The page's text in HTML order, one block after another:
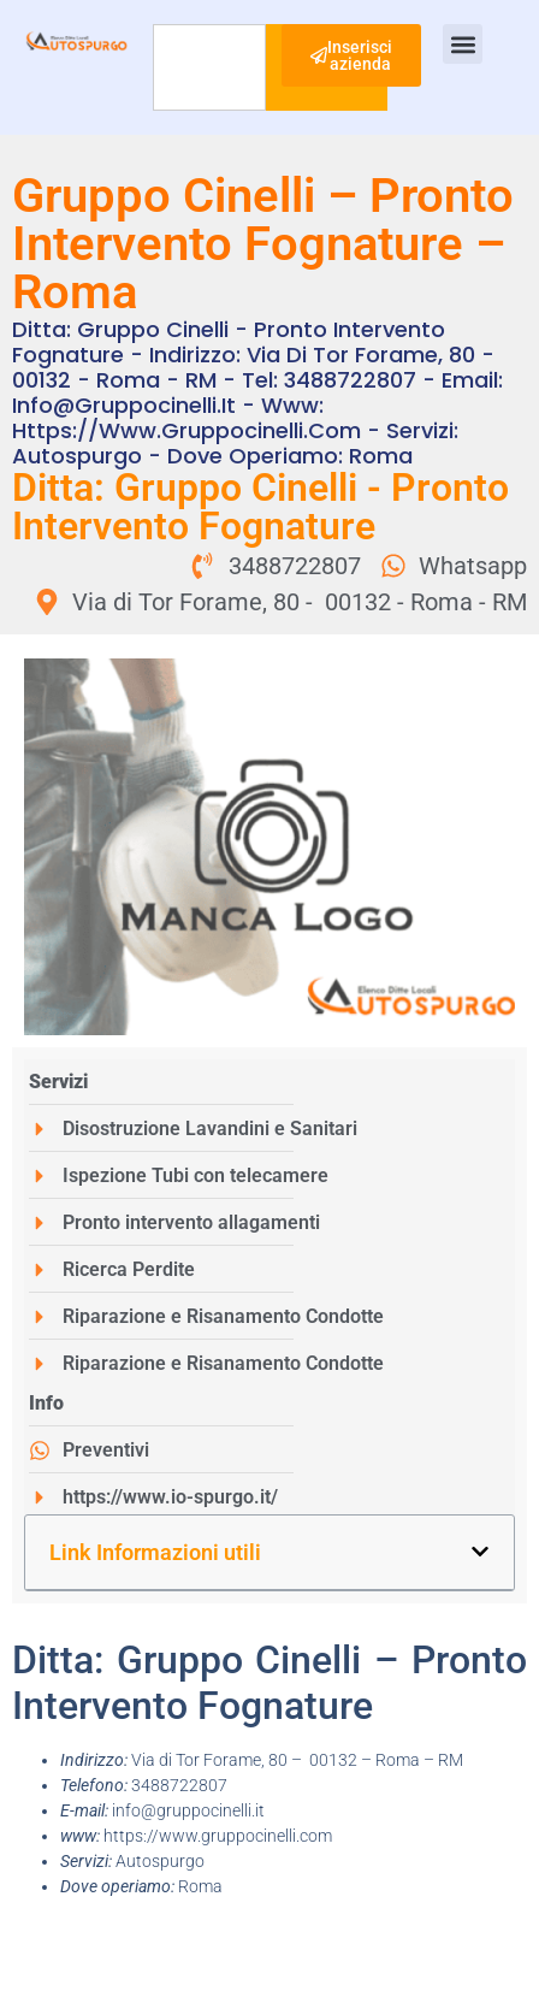
Cerca
Inserisci
azienda
Gruppo Cinelli – Pronto
Intervento Fognature –
Roma
Ditta: Gruppo Cinelli - Pronto Intervento
Fognature - Indirizzo: Via Di Tor Forame, 80 -
00132 - Roma - RM - Tel: 3488722807 - Email:
Info@gruppocinelli.it - Www:
Https://www.gruppocinelli.com - Servizi:
Autospurgo - Dove Operiamo: Roma
Ditta: Gruppo Cinelli - Pronto
Intervento Fognature
3488722807
Whatsapp
Via di Tor Forame, 80 - 00132 - Roma - RM
Servizi
Disostruzione Lavandini e Sanitari
Ispezione Tubi con telecamere
Pronto intervento allagamenti
Ricerca Perdite
Riparazione e Risanamento Condotte
Riparazione e Risanamento Condotte
Info
Preventivi
https://www.io-spurgo.it/
Link Informazioni utili
Ditta: Gruppo Cinelli – Pronto
Intervento Fognature
Indirizzo:Via di Tor Forame, 80 – 00132 – Roma – RM
Telefono:3488722807
E-mail: info@gruppocinelli.it
www: https://www.gruppocinelli.com
Servizi:Autospurgo
Dove operiamo: Roma